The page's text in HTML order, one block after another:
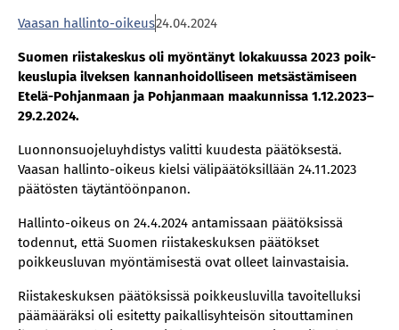
Vaasan hallinto-oikeus24.04.2024
Suo­men riis­ta­kes­kus oli myön­tä­nyt lo­ka­kuus­sa 2023 poik­
keus­lu­pia il­vek­sen kan­nan­hoi­dol­li­seen met­säs­tä­mi­seen
Ete­lä-Poh­jan­maan ja Poh­jan­maan maa­kun­nis­sa 1.12.2023–
29.2.2024.
Luonnonsuojeluyhdistys valitti kuudesta päätöksestä.
Vaasan hallinto-oikeus kielsi välipäätöksillään 24.11.2023
päätösten täytäntöönpanon.
Hallinto-oikeus on 24.4.2024 antamissaan päätöksissä
todennut, että Suomen riistakeskuksen päätökset
poikkeusluvan myöntämisestä ovat olleet lainvastaisia.
Riistakeskuksen päätöksissä poikkeusluvilla tavoitelluksi
päämääräksi oli esitetty paikallisyhteisön sitouttaminen